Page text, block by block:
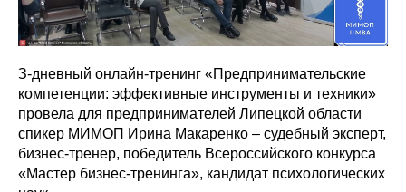
З-дневный онлайн-тренинг «Предпринимательские
компетенции: эффективные инструменты и техники»
провела для предпринимателей Липецкой области
спикер МИМОП Ирина Макаренко – судебный эксперт,
бизнес-тренер, победитель Всероссийского конкурса
«Мастер бизнес-тренинга», кандидат психологических